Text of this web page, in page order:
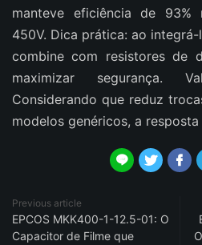
manteve eficiência de
450V. Dica prática: ao
combine com resistores de
maximizar segurança.
Considerando que reduz
modelos genéricos, a resposta
  
Previous article
EPCOS MKK400-1-12.5-01: O
Capacitor de Filme que